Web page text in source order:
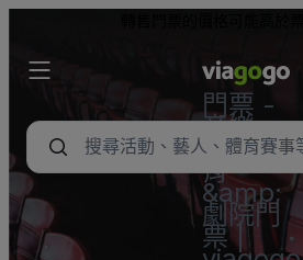
門票 -
音樂
會、體
育
&amp;
劇院門
票 |